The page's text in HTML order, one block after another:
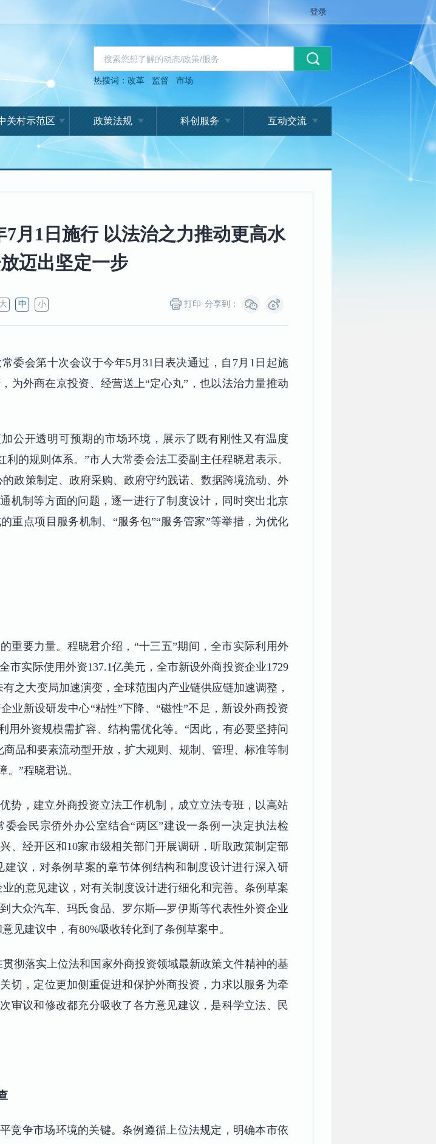
登录
热搜词：改革 监督 市场
关村示范区 政策法规 科创服务 互动交流
7月1日施行 以法治之力推动更高水
迈出坚定一步
大 中 小 打印 分享到：
委会第十次会议于今年5月31日表决通过，自7月1日起施
为外商在京投资、经营送上“定心丸”，也以法治力量推动
公开透明可预期的市场环境，展示了既有刚性又有温度
的规则体系。”市人大常委会法工委副主任程晓君表示。
政策制定、政府采购、政府守约践诺、数据跨境流动、外
机制等方面的问题，逐一进行了制度设计，同时突出北京
重点项目服务机制、“服务包”“服务管家”等举措，为优化
重要力量。程晓君介绍，“十三五”期间，全市实际利用外
市实际使用外资137.1亿美元，全市新设外商投资企业1729
之大变局加速演变，全球范围内产业链供应链加速调整，
业新设研发中心“粘性”下降、“磁性”不足，新设外商投资
外资规模需扩容、结构需优化等。“因此，有必要坚持问
品和要素流动型开放，扩大规则、规制、管理、标准等制
”程晓君说。
势，建立外商投资立法工作机制，成立立法专班，以高站
会民宗侨外办公室结合“两区”建设一条例一决定执法检
、经开区和10家市级相关部门开展调研，听取政策制定部
议，对条例草案的章节体例结构和制度设计进行深入研
的意见建议，对有关制度设计进行细化和完善。条例草案
大众汽车、玛氏食品、罗尔斯—罗伊斯等代表性外资企业
见建议中，有80%吸收转化到了条例草案中。
彻落实上位法和国家外商投资领域最新政策文件精神的基
切，定位更加侧重促进和保护外商投资，力求以服务为牵
审议和修改都充分吸收了各方意见建议，是科学立法、民
竞争市场环境的关键。条例遵循上位法规定，明确本市依